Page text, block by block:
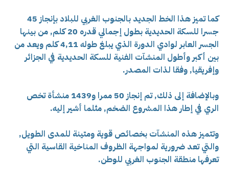
كما تميز هذا الخط الجديد بالجنوب الغربي للبلاد بإنجاز 45
جسرا للسكة الحديدية بطول إجمالي قدره 20 كلم, من بينها
الجسر العابر لوادي الدورة الذي يبلغ طوله 4,11 كلم ويعد من
بين أكبر وأطول المنشآت الفنية للسكة الحديدية في الجزائر
وإفريقيا, وفقا لذات المصدر.
وبالإضافة إلى ذلك, تم إنجاز 50 ممرا و1439 منشأة تخص
الري في إطار هذا المشروع الضخم, مثلما أشير إليه.
وتتميز هذه المنشآت بخصائص قوية ومتينة للمدى الطويل,
والتي تعد ضرورية لمواجهة الظروف المناخية القاسية التي
تعرفها منطقة الجنوب الغربي للوطن.